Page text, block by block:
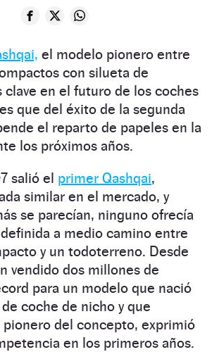
el modelo pionero entre
con silueta de
en el futuro de los coches
que del éxito de la segunda
el reparto de papeles en la
los próximos años.
salió el primer Qashqai,
similar en el mercado, y
se parecían, ninguno ofrecía
a medio camino entre
y un todoterreno. Desde
vendido dos millones de
para un modelo que nació
coche de nicho y que
pionero del concepto, exprimió
en los primeros años.